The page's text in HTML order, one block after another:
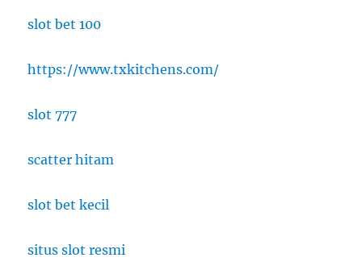
slot bet 100
https://www.txkitchens.com/
slot 777
scatter hitam
slot bet kecil
situs slot resmi